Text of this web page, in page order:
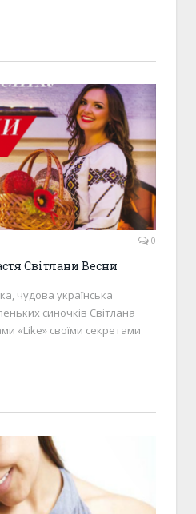
0
Світлани Весни
чудова українська
синочків Світлана
«Like» своїми секретами